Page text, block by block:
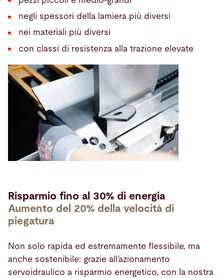
negli spessori della lamiera più diversi
nei materiali più diversi
con classi di resistenza alla trazione elevate
Risparmio fino al 30% di energia
Aumento del 20% della velocità di
piegatura
Non solo rapida ed estremamente flessibile, ma
anche sostenibile: grazie all’azionamento
servoidraulico a risparmio energetico, con la nostra